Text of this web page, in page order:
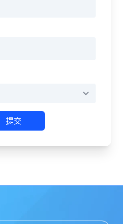
提交